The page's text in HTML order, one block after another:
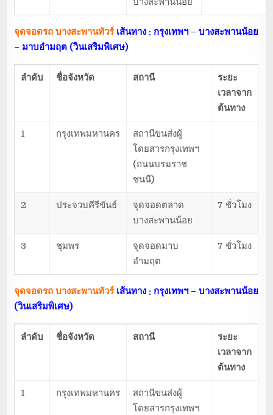
จุดจอดรถ บางสะพานทัวร์ เส้นทาง : กรุงเทพฯ – บางสะพานน้อย
– มาบอำมฤต (วินเสริมพิเศษ)
ลำดับ ชื่อจังหวัด สถานี
ระยะ
เวลาจาก
ต้นทาง
1 กรุงเทพมหานคร
สถานีขนส่งผู้
โดยสารกรุงเทพฯ
(ถนนบรมราช
ชนนี)
2 ประจวบคีรีขันธ์
จุดจอดตลาด
บางสะพานน้อย
7 ชั่วโมง
3 ชุมพร
จุดจอดมาบ
อำมฤต
7 ชั่วโมง
จุดจอดรถ บางสะพานทัวร์ เส้นทาง : กรุงเทพฯ – บางสะพานน้อย
(วินเสริมพิเศษ)
ลำดับ ชื่อจังหวัด สถานี
ระยะ
เวลาจาก
ต้นทาง
1 กรุงเทพมหานคร
สถานีขนส่งผู้
โดยสารกรุงเทพฯ